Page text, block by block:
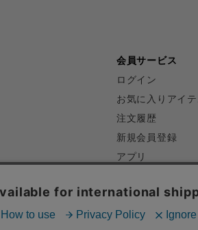
会員サービス
ログイン
お気に入りアイ
注文履歴
新規会員登録
アプリ